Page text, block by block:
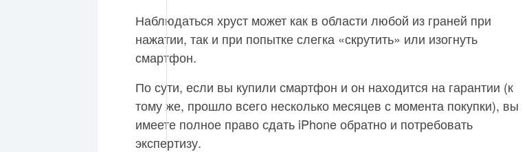
Наблюдаться хруст может как в области любой из граней при
нажатии, так и при попытке слегка «скрутить» или изогнуть
смартфон.
По сути, если вы купили смартфон и он находится на гарантии (к
тому же, прошло всего несколько месяцев с момента покупки), вы
имеете полное право сдать iPhone обратно и потребовать
экспертизу.